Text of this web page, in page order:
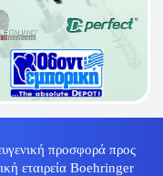
προσφορά προς
εταιρεία Boehringer